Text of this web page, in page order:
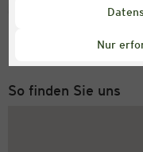
Nur
Service
Montag bis
So finden Sie uns